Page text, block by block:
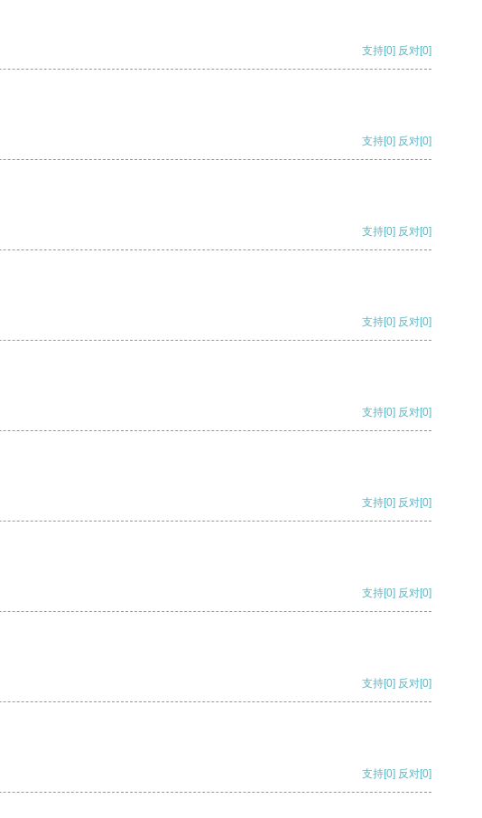
支持[0] 反对[0]
支持[0] 反对[0]
支持[0] 反对[0]
支持[0] 反对[0]
支持[0] 反对[0]
支持[0] 反对[0]
支持[0] 反对[0]
支持[0] 反对[0]
支持[0] 反对[0]